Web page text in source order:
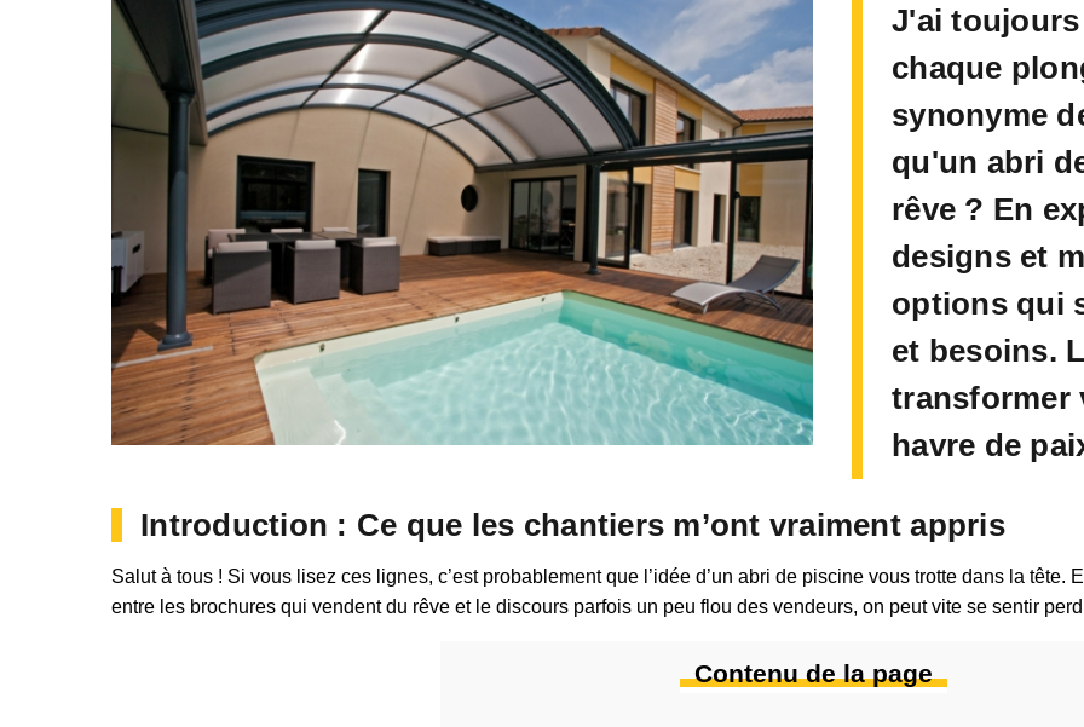
J'ai
chaque
synonyme
qu'un abri
rêve ? En
designs et
options qui
et besoins.
transformer
havre de
Introduction : Ce que les chantiers m’ont vraiment appris
Salut à tous ! Si vous lisez ces lignes, c’est probablement que l’idée d’un abri de piscine vous trotte dans la tête.
entre les brochures qui vendent du rêve et le discours parfois un peu flou des vendeurs, on peut vite se sentir
Contenu de la page